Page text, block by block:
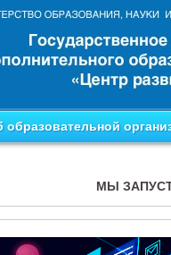
образовательной
МЫ